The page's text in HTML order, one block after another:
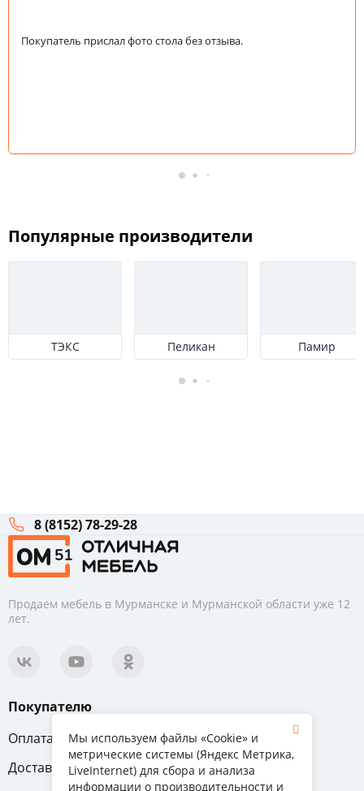
Покупатель прислал фото стола без отзыва.
Популярные производители
ТЭКС Пеликан Памир
8 (8152) 78-29-28
Продаем мебель в Мурманске и Мурманской области уже 12
лет.
Покупателю
Оплата
Вопрос-ответ
Доставка
Обмен и возврат
Мы используем файлы «Cookie» и
метрические системы (Яндекс Метрика,
LiveInternet) для сбора и анализа
информации о производительности и